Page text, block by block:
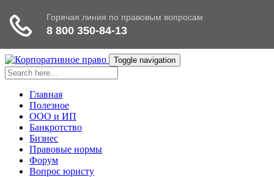
Toggle navigation
Главная
Полезное
ООО и ИП
Банкротство
Бизнес
Правовые нормы
Форум
Вопрос юристу